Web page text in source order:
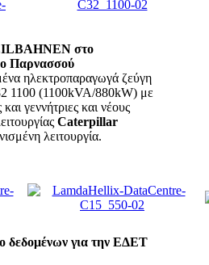
στο
Παρνασσού
ηλεκτροπαραγωγά ζεύγη
1100 (1100kVA/880kW) με
και γεννήτριες και νέους
Caterpillar
λειτουργία.
δεδομένων για την ΕΔΕΤ